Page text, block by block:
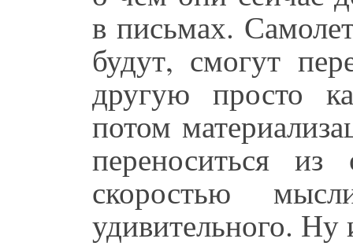
в письмах.
будут, смогут
другую просто
потом
переноситься
скоростью
удивительного. Ну